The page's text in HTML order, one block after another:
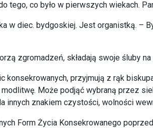
tego, co było w pierwszych wiekach.
w diec. bydgoskiej. Jest organistką. –
zgromadzeń, składają swoje śluby
konsekrowanych, przyjmują z rąk
Może podjąć wybraną przez
innych znakiem czystości, wolności
Form Życia Konsekrowanego